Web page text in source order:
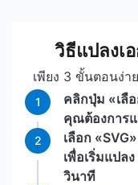
วิธีแปลงเ
เพียง 3 ขั้นตอนง่
1
คลิกปุ่ม «เลื
คุณต้องการ
2
เลือก
เพื่อเริ่มแปล
วินาที